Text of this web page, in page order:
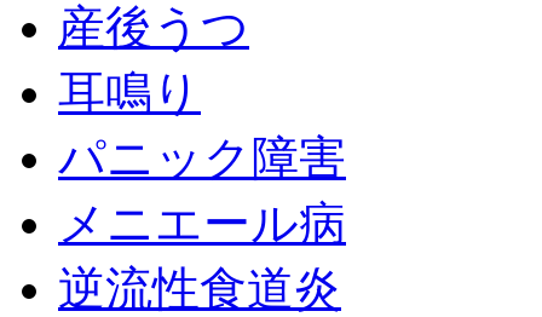
産後うつ
耳鳴り
パニック障害
メニエール病
逆流性食道炎